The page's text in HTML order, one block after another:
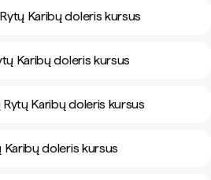
Karibų doleris kursus
Karibų doleris kursus
Karibų doleris kursus
Karibų doleris kursus